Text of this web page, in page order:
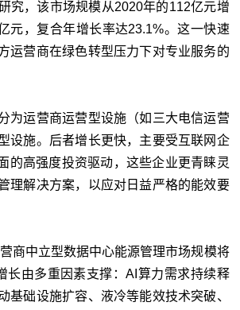
究，该市场规模从2020年的112亿元增
元，复合年增长率达23.1%。这一快速
运营商在绿色转型压力下对专业服务的
为运营商运营型设施（如三大电信运营
设施。后者增长更快，主要受互联网企
的高强度投资驱动，这些企业更青睐灵
理解决方案，以应对日益严格的能效要
商中立型数据中心能源管理市场规模将
长由多重因素支撑：AI算力需求持续释
基础设施扩容、液冷等能效技术突破、